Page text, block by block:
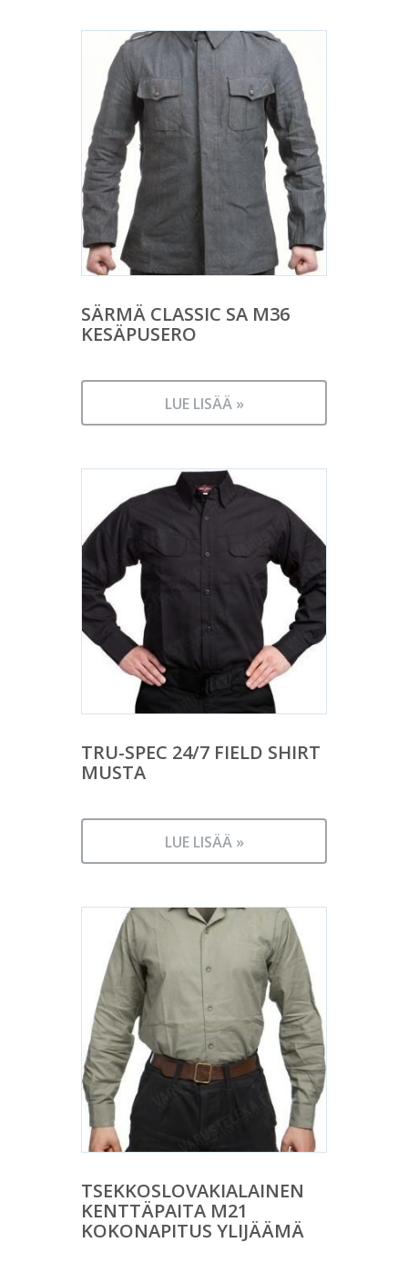
SÄRMÄ CLASSIC SA M36
KESÄPUSERO
LUE LISÄÄ »
TRU-SPEC 24/7 FIELD SHIRT
MUSTA
LUE LISÄÄ »
TSEKKOSLOVAKIALAINEN
KENTTÄPAITA M21
KOKONAPITUS YLIJÄÄMÄ